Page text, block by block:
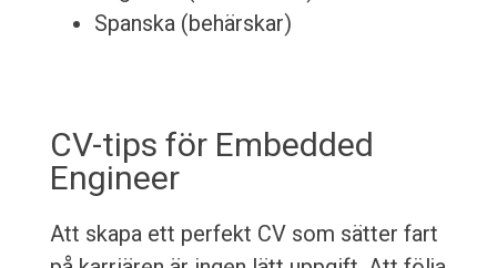
Spanska (behärskar)
CV-tips för Embedded
Engineer
Att skapa ett perfekt CV som sätter fart